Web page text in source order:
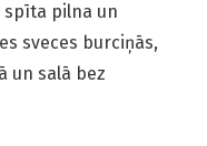
spīta pilna un
sveces burciņās,
un salā bez